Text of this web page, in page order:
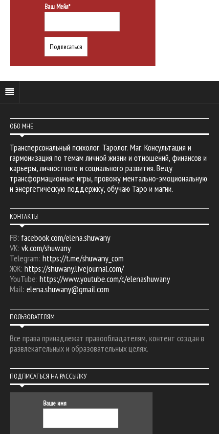
Ваш Мейл*
ОБО МНЕ
Трансперсональный психолог. Таролог. Маг. Консультация и
гармонизация по темам личной жизни и отношений, финансов и
карьеры, личностного и социального развития. Веду
трансформационные игры, провожу ментально-эмоциональную
и энергетическую поддержку, обучаю Таро и магии.
КОНТАКТЫ
FB: facebook.com/elena.shuwany
VK: vk.com/shuwany
Telegram: https://t.me/shuwany_com
ЖЖ: https://shuwany.livejournal.com/
YouTube: https://www.youtube.com/c/elenashuwany
Mail: elena.shuwany@gmail.com
ПОЛЬЗОВАТЕЛЯМ
Все права принадлежат правообладателям, контент создан в
развлекательных и образовательных целях.
ПОДПИСАТЬСЯ НА РАССЫЛКУ
Ваше имя